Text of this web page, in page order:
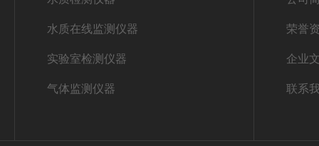
水质在线监测仪器
实验室检测仪器
气体监测仪器
荣誉
企业
联系